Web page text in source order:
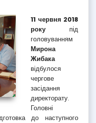
11 червня 2018
року під
головуванням
Мирона
Жибака
відбулося
чергове
засідання
директорату.
Головні
до наступного